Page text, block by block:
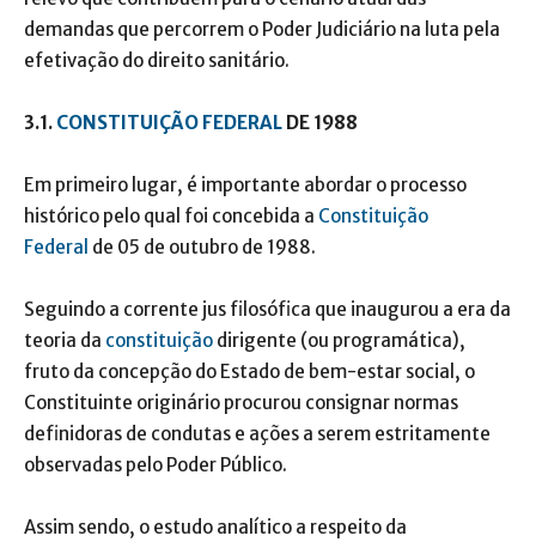
demandas que percorrem o Poder Judiciário na luta pela
efetivação do direito sanitário.
3.1. CONSTITUIÇÃO FEDERAL DE 1988
Em primeiro lugar, é importante abordar o processo
histórico pelo qual foi concebida a Constituição
Federal de 05 de outubro de 1988.
Seguindo a corrente jus filosófica que inaugurou a era da
teoria da constituição dirigente (ou programática),
fruto da concepção do Estado de bem-estar social, o
Constituinte originário procurou consignar normas
definidoras de condutas e ações a serem estritamente
observadas pelo Poder Público.
Assim sendo, o estudo analítico a respeito da